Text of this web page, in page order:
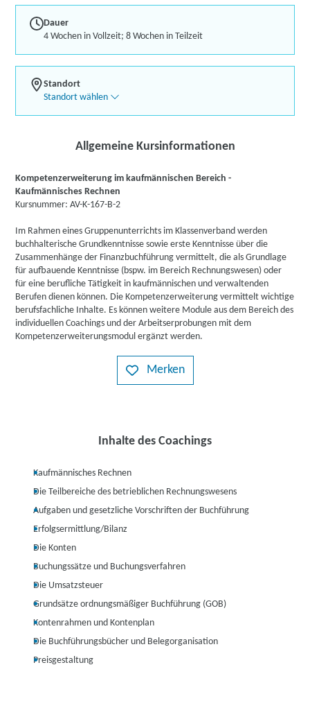
Dauer
4 Wochen in Vollzeit; 8 Wochen in Teilzeit
Standort
Standort wählen
Allgemeine Kursinformationen
Kompetenzerweiterung im kaufmännischen Bereich -
Kaufmännisches Rechnen
Kursnummer: AV-K-167-B-2
Im Rahmen eines Gruppenunterrichts im Klassenverband werden
buchhalterische Grundkenntnisse sowie erste Kenntnisse über die
Zusammenhänge der Finanzbuchführung vermittelt, die als Grundlage
für aufbauende Kenntnisse (bspw. im Bereich Rechnungswesen) oder
für eine berufliche Tätigkeit in kaufmännischen und verwaltenden
Berufen dienen können. Die Kompetenzerweiterung vermittelt wichtige
berufsfachliche Inhalte. Es können weitere Module aus dem Bereich des
individuellen Coachings und der Arbeitserprobungen mit dem
Kompetenzerweiterungsmodul ergänzt werden.
Merken
Inhalte des Coachings
Kaufmännisches Rechnen
Die Teilbereiche des betrieblichen Rechnungswesens
Aufgaben und gesetzliche Vorschriften der Buchführung
Erfolgsermittlung/Bilanz
Die Konten
Buchungssätze und Buchungsverfahren
Die Umsatzsteuer
Grundsätze ordnungsmäßiger Buchführung (GOB)
Kontenrahmen und Kontenplan
Die Buchführungsbücher und Belegorganisation
Preisgestaltung